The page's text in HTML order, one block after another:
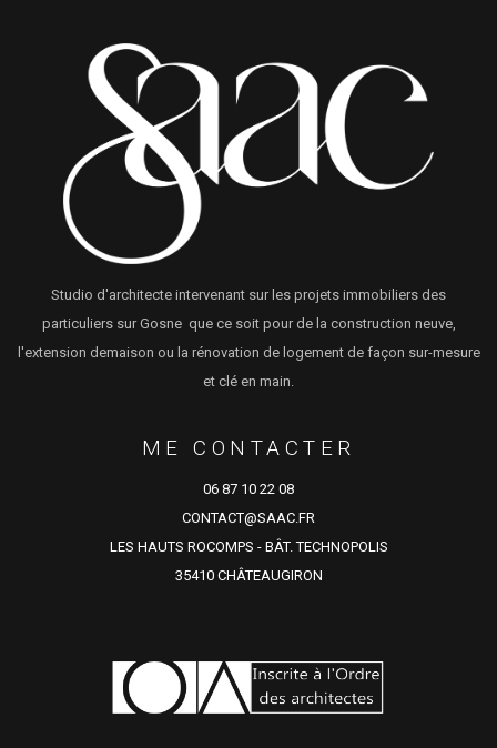
Studio d'architecte intervenant sur les projets immobiliers des
particuliers sur Gosne que ce soit pour de la construction neuve,
l'extension demaison ou la rénovation de logement de façon sur-mesure
et clé en main.
ME CONTACTER
06 87 10 22 08
CONTACT@SAAC.FR
LES HAUTS ROCOMPS - BÂT. TECHNOPOLIS
35410 CHÂTEAUGIRON